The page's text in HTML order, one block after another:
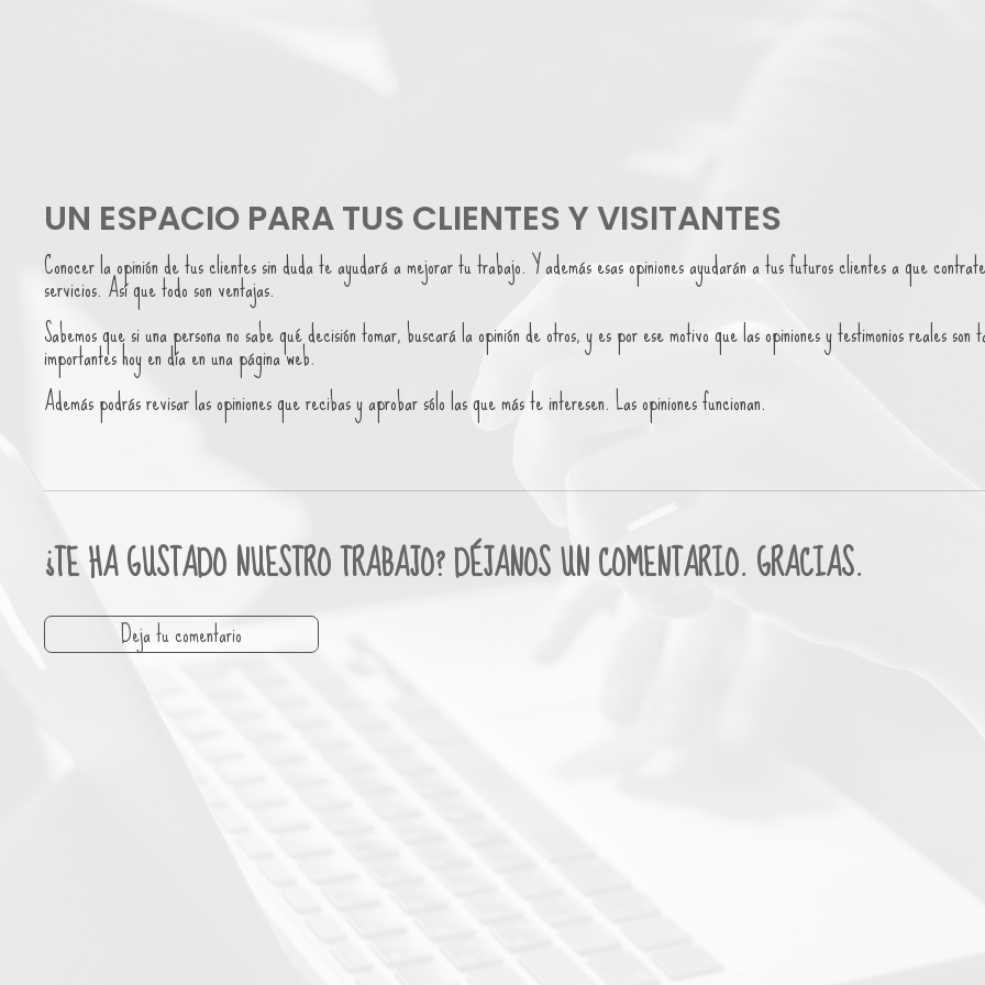
UN ESPACIO PARA TUS CLIENTES Y VISITANTES
Conocer la opinión de tus clientes sin duda te ayudará a mejorar tu trabajo. Y además esas opiniones ayudarán a tus futuros clientes a que
servicios. Así que todo son ventajas.
Sabemos que si una persona no sabe qué decisión tomar, buscará la opinión de otros, y es por ese motivo que las opiniones y testimonios reales son
importantes hoy en día en una página web.
Además podrás revisar las opiniones que recibas y aprobar sólo las que más te interesen. Las opiniones funcionan.
¿TE HA GUSTADO NUESTRO TRABAJO? DÉJANOS UN COMENTARIO. GRACIAS.
Deja tu comentario